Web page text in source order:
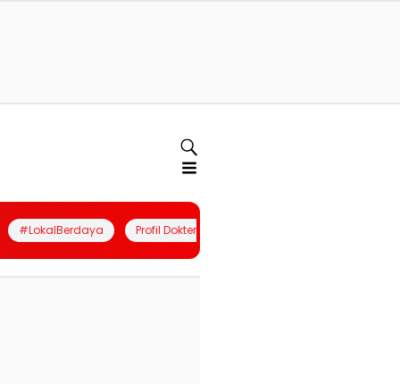
#LokalBerdaya Profil Dokter